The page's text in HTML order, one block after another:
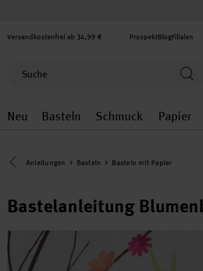
Versandkostenfrei ab 34,99 € ProspektBlogFilialen
Neu
Neu general.openMenu
Basteln
Basteln
Schmuck Papier
Eine Kategorie zurück navigieren
Anleitungen Basteln Basteln mit Papier
Bastelanleitung